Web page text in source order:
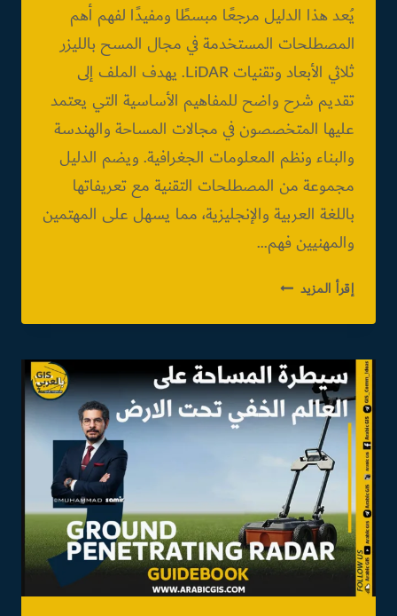
يُعد هذا الدليل مرجعًا مبسطًا ومفيدًا لفهم أهم
المصطلحات المستخدمة في مجال المسح بالليزر
ثلاثي الأبعاد وتقنيات LiDAR. يهدف الملف إلى
تقديم شرح واضح للمفاهيم الأساسية التي يعتمد
عليها المتخصصون في مجالات المساحة والهندسة
والبناء ونظم المعلومات الجغرافية. ويضم الدليل
مجموعة من المصطلحات التقنية مع تعريفاتها
باللغة العربية والإنجليزية، مما يسهل على المهتمين
والمهنيين فهم…
إقرأ المزيد GUIDE
LASER
TERMINOLOGY